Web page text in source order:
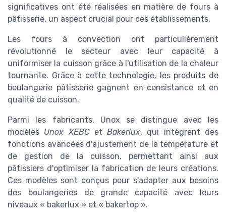
significatives ont été réalisées en matière de fours à
pâtisserie, un aspect crucial pour ces établissements.
Les fours à convection ont particulièrement
révolutionné le secteur avec leur capacité à
uniformiser la cuisson grâce à l'utilisation de la chaleur
tournante. Grâce à cette technologie, les produits de
boulangerie pâtisserie gagnent en consistance et en
qualité de cuisson.
Parmi les fabricants, Unox se distingue avec les
modèles Unox XEBCetBakerlux, qui intègrent des
fonctions avancées d'ajustement de la température et
de gestion de la cuisson, permettant ainsi aux
pâtissiers d'optimiser la fabrication de leurs créations.
Ces modèles sont conçus pour s'adapter aux besoins
des boulangeries de grande capacité avec leurs
niveaux « bakerlux » et « bakertop ».